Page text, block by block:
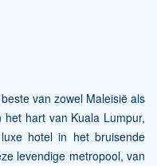
van zowel Maleisië als
hart van Kuala Lumpur,
hotel in het bruisende
levendige metropool, van